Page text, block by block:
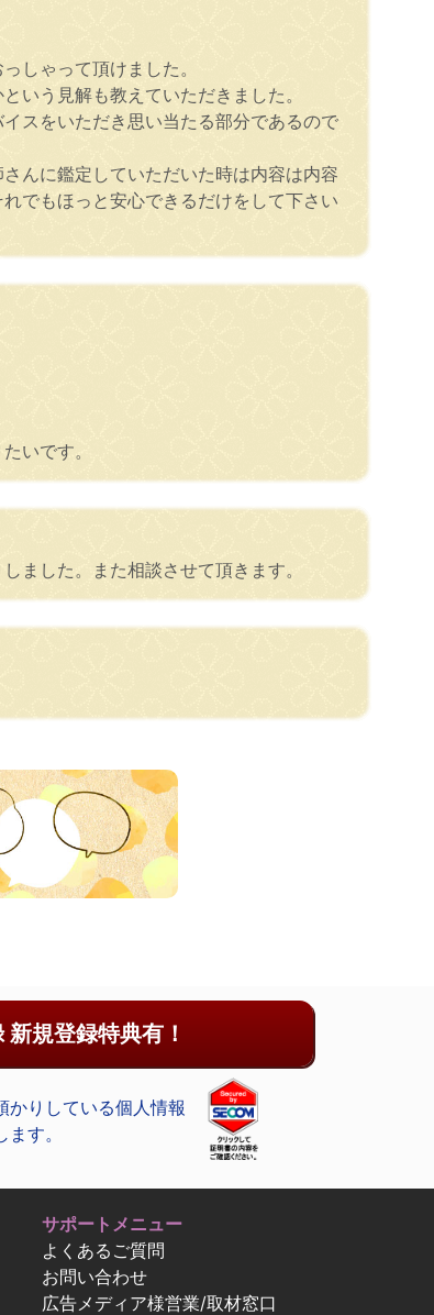
しゃって頂けました。
いう見解も教えていただきました。
スをいただき思い当たる部分であるので
んに鑑定していただいた時は内容は内容
でもほっと安心できるだけをして下さい
いです。
ました。また相談させて頂きます。
規登録特典有！
かりしている個人情報
す。
サポートメニュー
よくあるご質問
お問い合わせ
広告メディア様営業/取材窓口